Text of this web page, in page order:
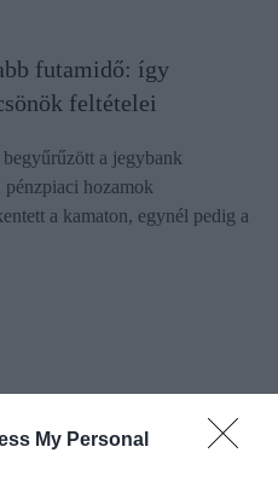
My Personal
futamidő: így
feltételei
a jegybank
pénzpiaci hozamok
a kamaton, egynél pedig a